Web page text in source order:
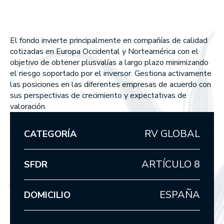
Qué hacemos
WEALTH MANAGEMENT
ASSET MANAGEMENT
Cómo somos
POR QUÉ ELEGIRNOS
EN QUÉ CREEMOS
Nuestros fondos
EDM International - Alterna
Fija
El fondo invierte principalmente en compañías de calidad
cotizadas en Europa Occidental y Norteamérica con el
objetivo de obtener plusvalías a largo plazo minimizando
el riesgo soportado por el inversor. Gestiona activamente
las posiciones en las diferentes empresas de acuerdo con
sus perspectivas de crecimiento y expectativas de
valoración.
CATEGORÍA RV GLOBAL
SFDR ARTÍCULO 8
DOMICILIO ESPAÑA